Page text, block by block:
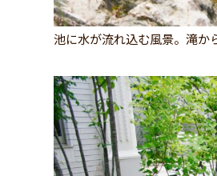
池に水が流れ込む風景。滝か